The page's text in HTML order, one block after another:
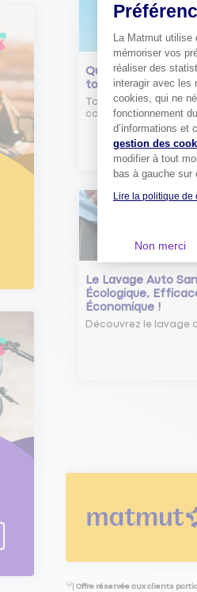
Qu'est-ce que le
tourelle ?
Tout savoir sur le
comment éviter les
Le Lavage Auto
Écologique,
Économique !
Découvrez le lavage
⁽⁴⁾| Offre réservée aux clients
La Matmut utilise
mémoriser vos
réaliser des
interagir avec les
cookies, qui ne
fonctionnement
d’informations et
gestion des
modifier à tout
bas à gauche sur
Lire la politique de
Non merci